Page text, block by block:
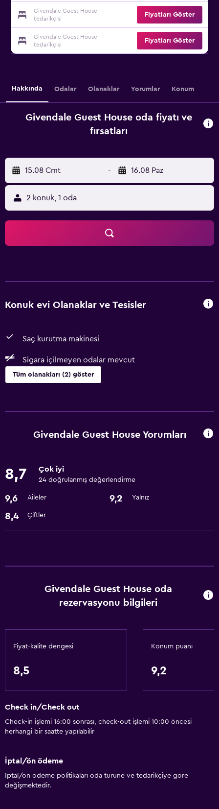
Givendale Guest House
tedarikçisi
Fiyatları Göster
Givendale Guest House
tedarikçisi
Fiyatları Göster
Hakkında Odalar Olanaklar Yorumlar Konum
Givendale Guest House oda fiyatı ve
fırsatları
15.08 Cmt - 16.08 Paz
2 konuk, 1 oda
Konuk evi Olanaklar ve Tesisler
Saç kurutma makinesi
Sigara içilmeyen odalar mevcut
Tüm olanakları (2) göster
Sigara içilmeyen odalar mevcut
Givendale Guest House Yorumları
8,7 Çok iyi
24 doğrulanmış değerlendirme
9,6 Aileler 9,2 Yalnız
8,4 Çiftler
Givendale Guest House oda
rezervasyonu bilgileri
Fiyat-kalite dengesi
8,5
Konum puanı
9,2
Check in/Check out
Check-in işlemi 16:00 sonrası, check-out işlemi 10:00 öncesi
herhangi bir saatte yapılabilir
İptal/ön ödeme
İptal/ön ödeme politikaları oda türüne ve tedarikçiye göre
değişmektedir.